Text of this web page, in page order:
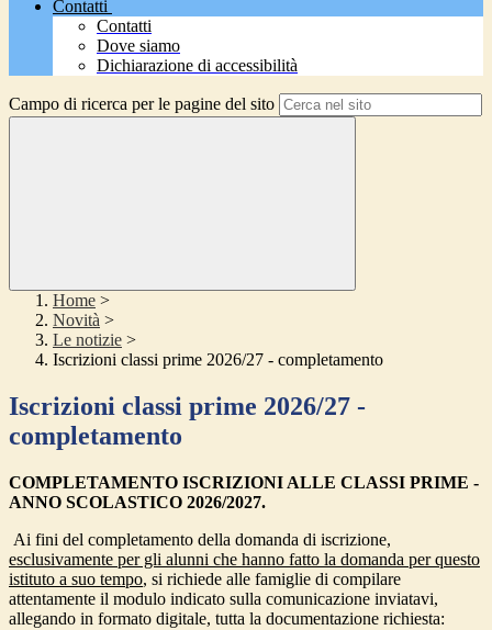
Contatti
Contatti
Dove siamo
Dichiarazione di accessibilità
Campo di ricerca per le pagine del sito
Home >
Novità >
Le notizie >
Iscrizioni classi prime 2026/27 - completamento
Iscrizioni classi prime 2026/27 -
completamento
COMPLETAMENTO ISCRIZIONI ALLE CLASSI PRIME -
ANNO SCOLASTICO 2026/2027.
Ai fini del completamento della domanda di iscrizione,
esclusivamente per gli alunni che hanno fatto la domanda per questo
istituto a suo tempo, si richiede alle famiglie di compilare
attentamente il modulo indicato sulla comunicazione inviatavi,
allegando in formato digitale, tutta la documentazione richiesta: